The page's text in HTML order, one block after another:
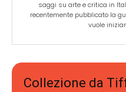
saggi su arte e critica in
recentemente pubblicato la
vuole
Collezione da